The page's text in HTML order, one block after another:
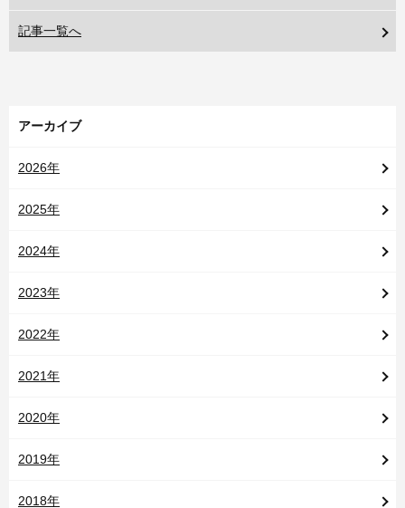
記事一覧へ
アーカイブ
2026年
2025年
2024年
2023年
2022年
2021年
2020年
2019年
2018年